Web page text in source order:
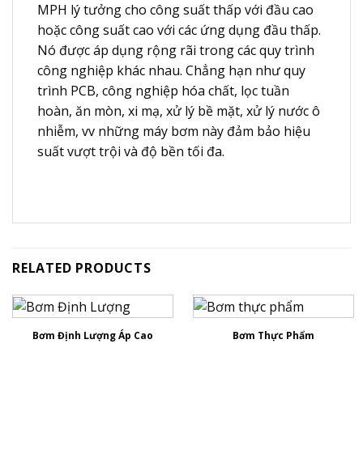
MPH lý tưởng cho công suất thấp với đầu cao
hoặc công suất cao với các ứng dụng đầu thấp.
Nó được áp dụng rộng rãi trong các quy trình
công nghiệp khác nhau. Chẳng hạn như quy
trình PCB, công nghiệp hóa chất, lọc tuần
hoàn, ăn mòn, xi mạ, xử lý bề mặt, xử lý nước ô
nhiễm, vv những máy bơm này đảm bảo hiệu
suất vượt trội và độ bền tối đa.
RELATED PRODUCTS
Bơm Định Lượng Áp Cao Bơm Thực Phẩm